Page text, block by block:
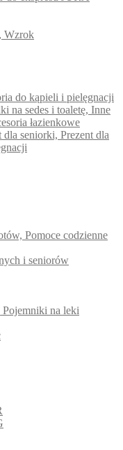
Wzrok
do kąpieli i pielęgnacji
na sedes i toaletę, Inne
łazienkowe
seniorki, Prezent dla
Pomoce codzienne
i seniorów
na leki